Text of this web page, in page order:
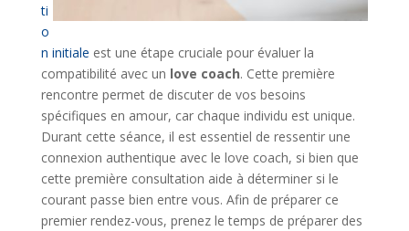
ti
o
n initiale est une étape cruciale pour évaluer la
compatibilité avec un love coach. Cette première
rencontre permet de discuter de vos besoins
spécifiques en amour, car chaque individu est unique.
Durant cette séance, il est essentiel de ressentir une
connexion authentique avec le love coach, si bien que
cette première consultation aide à déterminer si le
courant passe bien entre vous. Afin de préparer ce
premier rendez-vous, prenez le temps de préparer des